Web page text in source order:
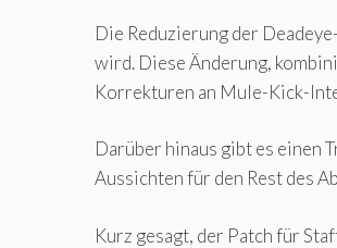
Die Reduzierung der
wird. Diese Änderung,
Korrekturen an Mule-Kick-
Darüber hinaus gibt es einen
Aussichten für den Rest des
Kurz gesagt, der Patch für